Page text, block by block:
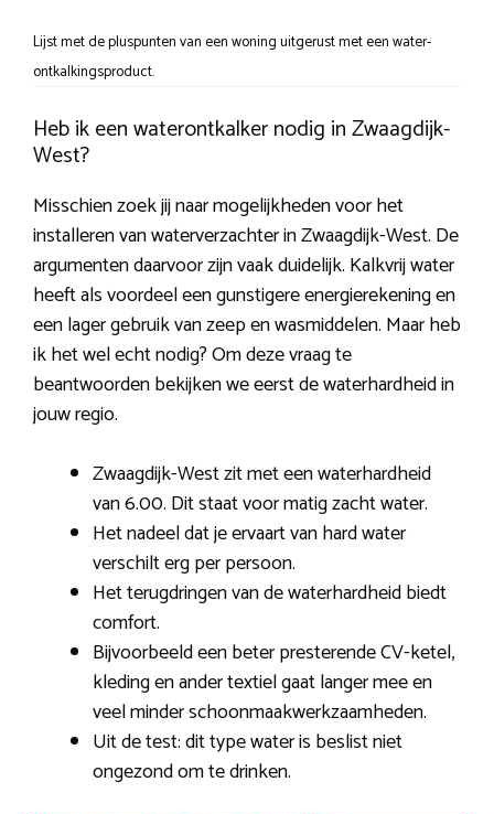
Lijst met de pluspunten van een woning uitgerust met een water-
ontkalkingsproduct.
Heb ik een waterontkalker nodig in Zwaagdijk-
West?
Misschien zoek jij naar mogelijkheden voor het
installeren van waterverzachter in Zwaagdijk-West. De
argumenten daarvoor zijn vaak duidelijk. Kalkvrij water
heeft als voordeel een gunstigere energierekening en
een lager gebruik van zeep en wasmiddelen. Maar heb
ik het wel echt nodig? Om deze vraag te
beantwoorden bekijken we eerst de waterhardheid in
jouw regio.
Zwaagdijk-West zit met een waterhardheid
van 6.00. Dit staat voor matig zacht water.
Het nadeel dat je ervaart van hard water
verschilt erg per persoon.
Het terugdringen van de waterhardheid biedt
comfort.
Bijvoorbeeld een beter presterende CV-ketel,
kleding en ander textiel gaat langer mee en
veel minder schoonmaakwerkzaamheden.
Uit de test: dit type water is beslist niet
ongezond om te drinken.